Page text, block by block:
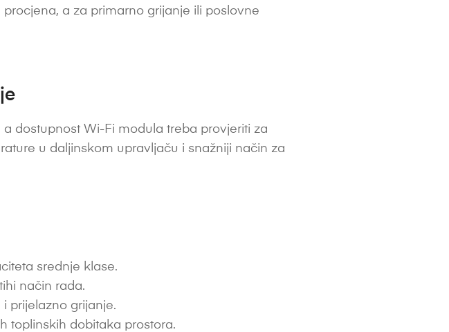
a za primarno grijanje ili poslovne
dostupnost Wi-Fi modula treba provjeriti za
u daljinskom upravljaču i snažniji način za
srednje klase.
način rada.
prijelazno grijanje.
toplinskih dobitaka prostora.